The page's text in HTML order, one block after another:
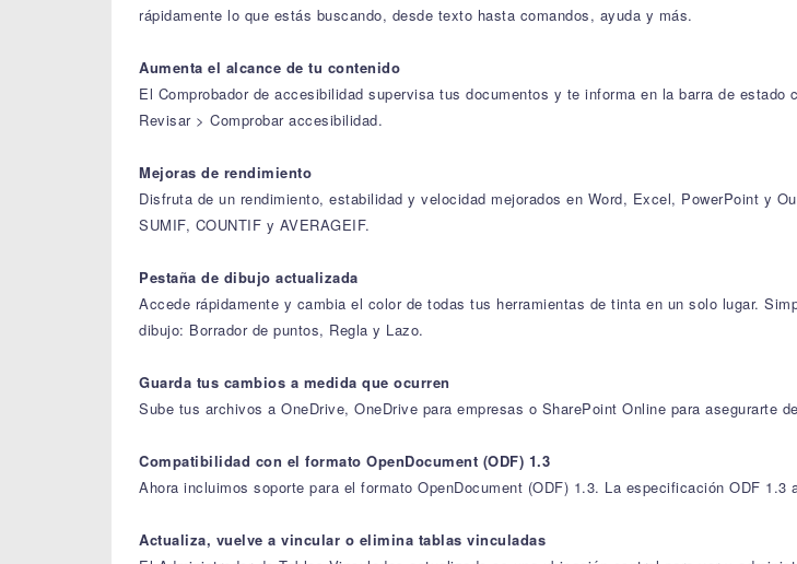
rápidamente lo que estás buscando, desde texto hasta comandos, ayuda y más.
Aumenta el alcance de tu contenido
El Comprobador de accesibilidad supervisa tus documentos y te informa en la barra de
Revisar > Comprobar accesibilidad.
Mejoras de rendimiento
Disfruta de un rendimiento, estabilidad y velocidad mejorados en Word, Excel, PowerPoint y
SUMIF, COUNTIF y AVERAGEIF.
Pestaña de dibujo actualizada
Accede rápidamente y cambia el color de todas tus herramientas de tinta en un solo lugar.
dibujo: Borrador de puntos, Regla y Lazo.
Guarda tus cambios a medida que ocurren
Sube tus archivos a OneDrive, OneDrive para empresas o SharePoint Online para asegurarte
Compatibilidad con el formato OpenDocument (ODF) 1.3
Ahora incluimos soporte para el formato OpenDocument (ODF) 1.3. La especificación ODF
Actualiza, vuelve a vincular o elimina tablas vinculadas